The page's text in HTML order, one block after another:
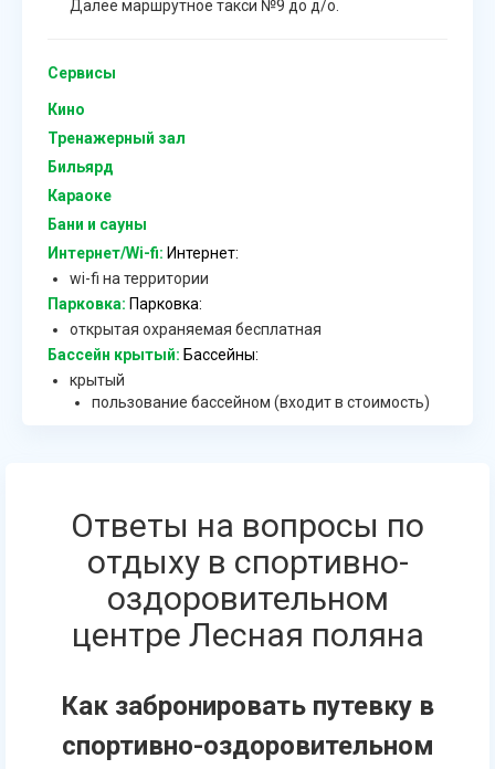
Далее маршрутное такси №9 до д/о.
Сервисы
Кино
Тренажерный зал
Бильярд
Караоке
Бани и сауны
Интернет/Wi-fi: Интернет:
wi-fi на территории
Парковка: Парковка:
открытая охраняемая бесплатная
Бассейн крытый: Бассейны:
крытый
пользование бассейном (входит в стоимость)
Ответы на вопросы по
отдыху в спортивно-
оздоровительном
центре Лесная поляна
Как забронировать путевку в
спортивно-оздоровительном